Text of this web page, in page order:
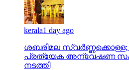
kerala1 day ago
ശബരിമല സ്വര്‍ണ്ണക്കൊള്ള;
പ്രത്യേക അന്വേഷണ
നടത്തി